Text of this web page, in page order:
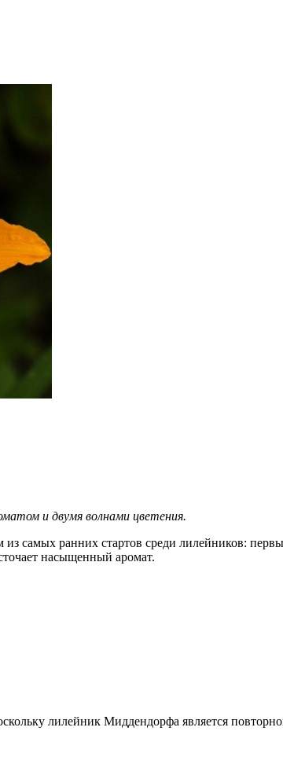
и двумя волнами цветения.
самых ранних стартов среди лилейников:
насыщенный аромат.
лилейник Миддендорфа является